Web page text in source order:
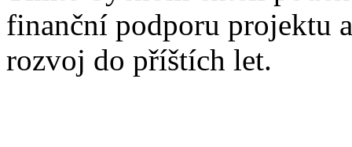
finanční podporu projektu
rozvoj do příštích let.